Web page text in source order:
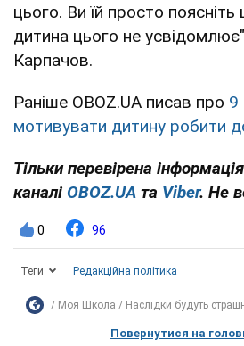
цього. Ви їй просто
дитина цього не
Карпачов.
Раніше OBOZ.UA писав про 9
мотивувати дитину робити
Тільки перевірена
каналі OBOZ.UA та Viber. Не
0 96
Теги Редакційна політика
Моя Школа Наслідки будуть
Повернутися на